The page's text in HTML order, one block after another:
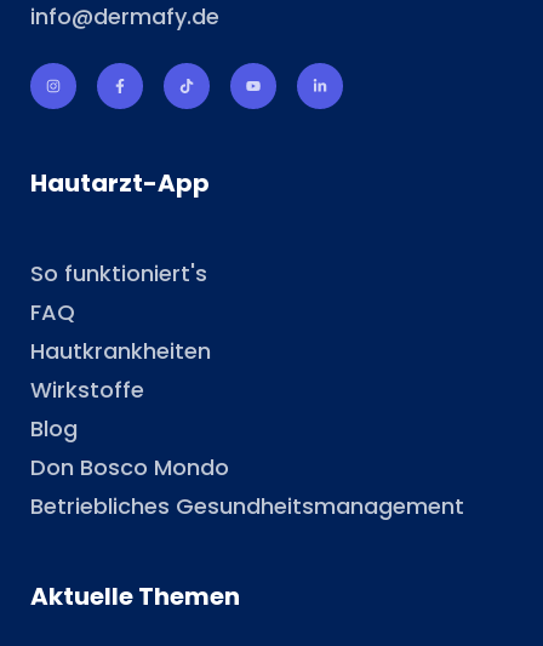
info@dermafy.de
Hautarzt-App
So funktioniert's
FAQ
Hautkrankheiten
Wirkstoffe
Blog
Don Bosco Mondo
Betriebliches Gesundheitsmanagement
Aktuelle Themen